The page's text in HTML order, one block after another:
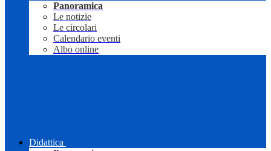
Panoramica
Le notizie
Le circolari
Calendario eventi
Albo online
Didattica